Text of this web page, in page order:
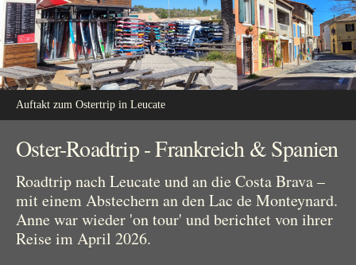
Auftakt zum Ostertrip in Leucate
Oster-Roadtrip - Frankreich & Spanien
Roadtrip nach Leucate und an die Costa Brava –
mit einem Abstechern an den Lac de Monteynard.
Anne war wieder 'on tour' und berichtet von ihrer
Reise im April 2026.